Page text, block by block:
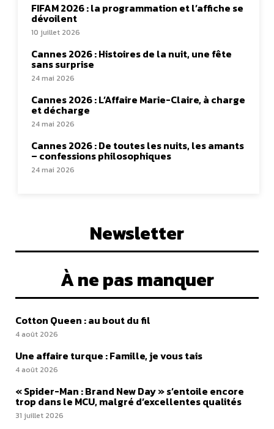
FIFAM 2026 : la programmation et l’affiche se
dévoilent
10 juillet 2026
Cannes 2026 : Histoires de la nuit, une fête
sans surprise
24 mai 2026
Cannes 2026 : L’Affaire Marie-Claire, à charge
et décharge
24 mai 2026
Cannes 2026 : De toutes les nuits, les amants
– confessions philosophiques
24 mai 2026
Newsletter
À ne pas manquer
Cotton Queen : au bout du fil
4 août 2026
Une affaire turque : Famille, je vous tais
4 août 2026
« Spider-Man : Brand New Day » s’entoile encore
trop dans le MCU, malgré d’excellentes qualités
31 juillet 2026